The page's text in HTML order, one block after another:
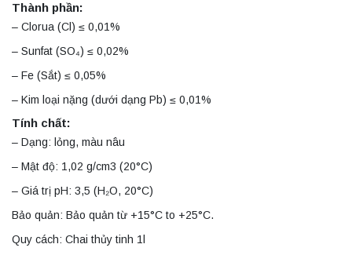
Thành phần:
– Clorua (Cl) ≤ 0,01%
– Sunfat (SO₄) ≤ 0,02%
– Fe (Sắt) ≤ 0,05%
– Kim loại nặng (dưới dạng Pb) ≤ 0,01%
Tính chất:
– Dạng: lỏng, màu nâu
– Mật độ: 1,02 g/cm3 (20°C)
– Giá trị pH: 3,5 (H₂O, 20°C)
Bảo quản: Bảo quản từ +15°C to +25°C.
Quy cách: Chai thủy tinh 1l